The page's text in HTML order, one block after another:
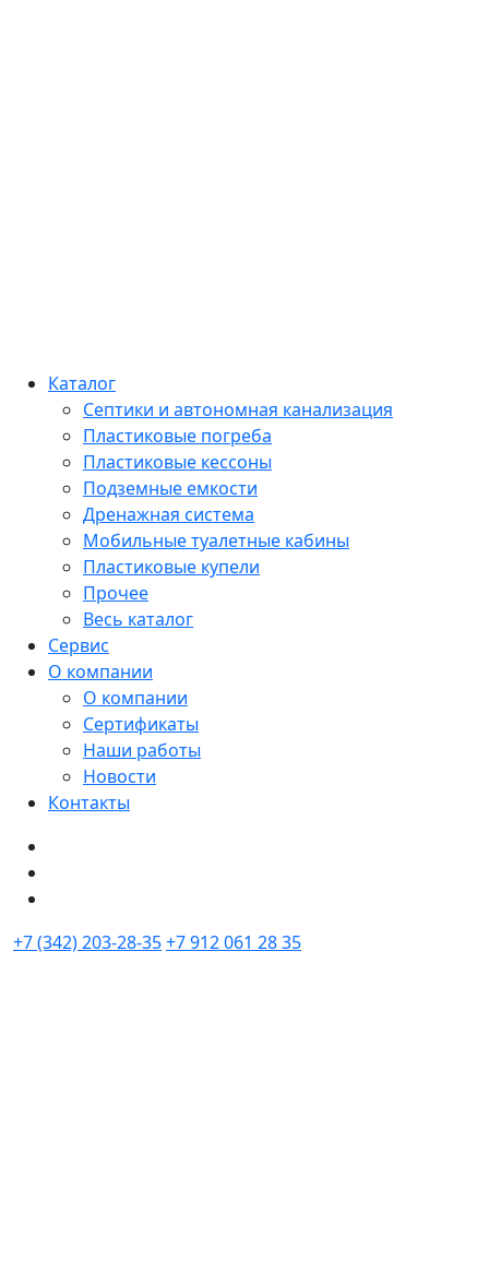
Каталог
Септики и автономная канализация
Пластиковые погреба
Пластиковые кессоны
Подземные емкости
Дренажная система
Мобильные туалетные кабины
Пластиковые купели
Прочее
Весь каталог
Сервис
О компании
О компании
Сертификаты
Наши работы
Новости
Контакты
+7 (342) 203-28-35+7 912 061 28 35